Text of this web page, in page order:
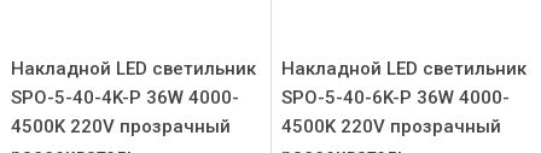
Накладной LED светильник
SPO-5-40-4K-P 36W 4000-
4500K 220V прозрачный
Накладной LED светильник
SPO-5-40-6K-P 36W 4000-
4500K 220V прозрачный